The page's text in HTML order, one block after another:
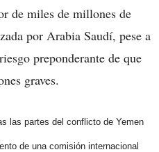
de miles de millones de
por Arabia Saudí, pese a
preponderante de que
graves.
las partes del conflicto de Yemen
de una comisión internacional